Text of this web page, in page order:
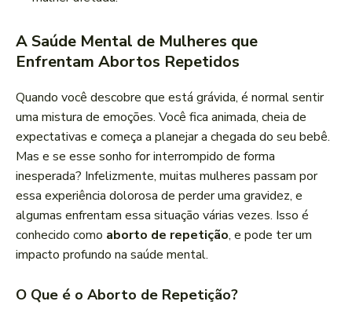
A Saúde Mental de Mulheres que
Enfrentam Abortos Repetidos
Quando você descobre que está grávida, é normal sentir
uma mistura de emoções. Você fica animada, cheia de
expectativas e começa a planejar a chegada do seu bebê.
Mas e se esse sonho for interrompido de forma
inesperada? Infelizmente, muitas mulheres passam por
essa experiência dolorosa de perder uma gravidez, e
algumas enfrentam essa situação várias vezes. Isso é
conhecido como aborto de repetição, e pode ter um
impacto profundo na saúde mental.
O Que é o Aborto de Repetição?